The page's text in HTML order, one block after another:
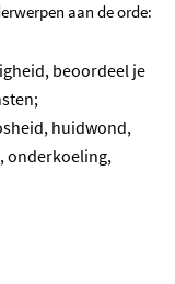
aan de orde:
beoordeel je
huidwond,
onderkoeling,